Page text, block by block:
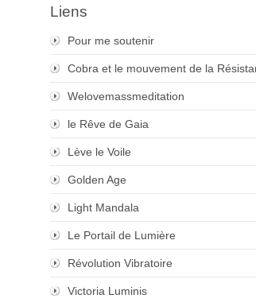
Liens
Pour me soutenir
Cobra et le mouvement de la
Welovemassmeditation
le Rêve de Gaia
Lève le Voile
Golden Age
Light Mandala
Le Portail de Lumière
Révolution Vibratoire
Victoria Luminis